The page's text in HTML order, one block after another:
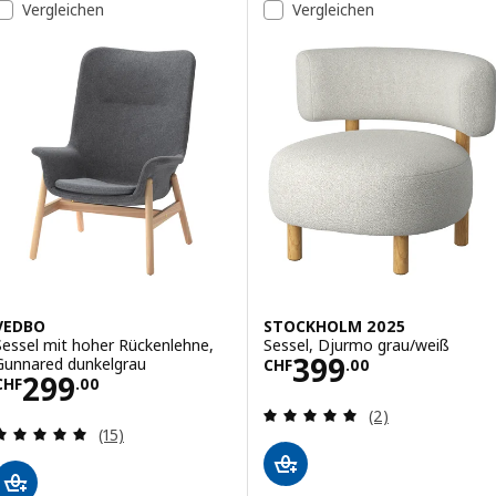
DYVLINGE, Drehsessel, Kelinge grün
Vergleichen
mit hoher Rückenlehne,
dunkelgrau
299.00
CHF 299.00
Bewertungen: 4.9 von 5 Sternen. Bewertungen
(15)
Vergleichen
STOCKHOLM 2025
Sessel, Djurmo grau/weiß
CHF399.00
Preis CHF
Bewertungen:
(2)